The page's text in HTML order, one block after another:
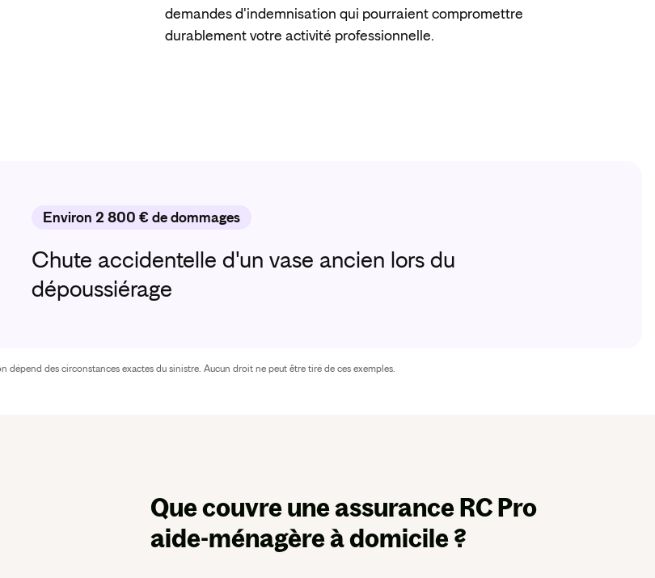
demandes d'indemnisation qui pourraient compromettre
durablement votre activité professionnelle.
Environ 2 800 € de dommages
Chute accidentelle d'un vase ancien lors du
dépoussiérage
dépend des circonstances exactes du sinistre. Aucun droit ne peut être tiré de ces exemples.
Que couvre une assurance RC Pro
aide-ménagère à domicile ?